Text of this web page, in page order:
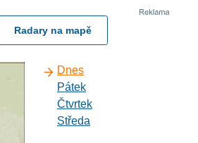
Radary na mapě
Dnes
Pátek
Čtvrtek
Středa